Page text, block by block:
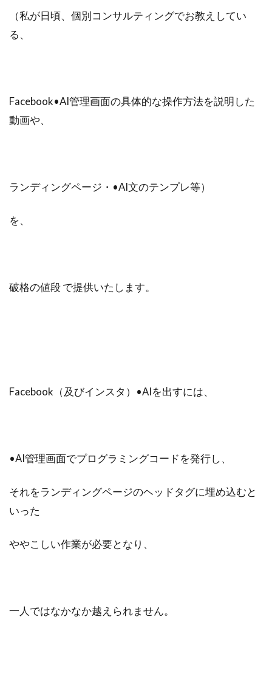
（私が日頃、個別コンサルティングでお教えしてい
る、
Facebook•AI管理画面の具体的な操作方法を説明した
動画や、
ランディングページ・•AI文のテンプレ等）
を、
破格の値段 で提供いたします。
Facebook（及びインスタ）•AIを出すには、
•AI管理画面でプログラミングコードを発行し、
それをランディングページのヘッドタグに埋め込むと
いった
ややこしい作業が必要となり、
一人ではなかなか越えられません。